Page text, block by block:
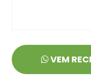
VEM